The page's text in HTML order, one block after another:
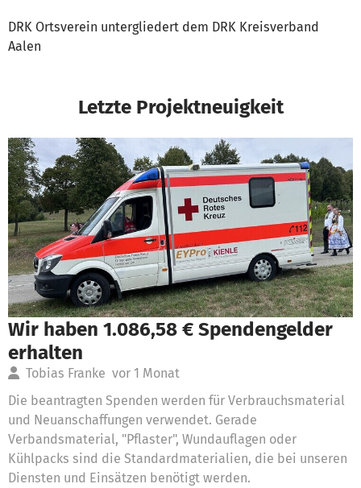
DRK Ortsverein untergliedert dem DRK Kreisverband
Aalen
Letzte Projektneuigkeit
Wir haben 1.086,58 € Spendengelder
erhalten
Tobias Franke vor 1 Monat
Die beantragten Spenden werden für Verbrauchsmaterial
und Neuanschaffungen verwendet. Gerade
Verbandsmaterial, "Pflaster", Wundauflagen oder
Kühlpacks sind die Standardmaterialien, die bei unseren
Diensten und Einsätzen benötigt werden.